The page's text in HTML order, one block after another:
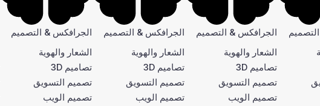
الجرافكس & التصميم
الشعار والهوية
تصاميم 3D
تصميم التسويق
تصميم الويب
الجرافكس & التصميم
الشعار والهوية
تصاميم 3D
تصميم التسويق
تصميم الويب
الجرافكس & التصميم
الشعار والهوية
تصاميم 3D
تصميم التسويق
تصميم الويب